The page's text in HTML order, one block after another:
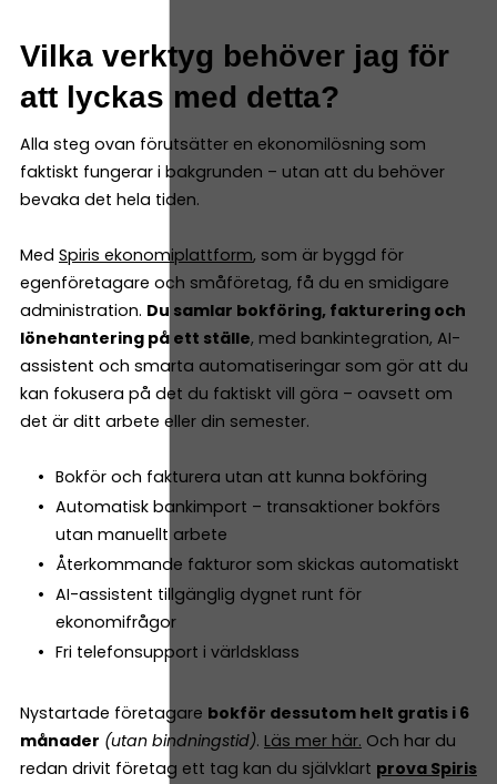
Vilka verktyg behöver jag för
att lyckas med detta?
Alla steg ovan förutsätter en ekonomilösning som
faktiskt fungerar i bakgrunden – utan att du behöver
bevaka det hela tiden.
Med Spiris ekonomiplattform, som är byggd för
egenföretagare och småföretag, få du en smidigare
administration. Du samlar bokföring, fakturering och
lönehantering på ett ställe, med bankintegration, AI-
assistent och smarta automatiseringar som gör att du
kan fokusera på det du faktiskt vill göra – oavsett om
det är ditt arbete eller din semester.
Bokför och fakturera utan att kunna bokföring
Automatisk bankimport – transaktioner bokförs
utan manuellt arbete
Återkommande fakturor som skickas automatiskt
AI-assistent tillgänglig dygnet runt för
ekonomifrågor
Fri telefonsupport i världsklass
Nystartade företagare bokför dessutom helt gratis i 6
månader (utan bindningstid). Läs mer här. Och har du
redan drivit företag ett tag kan du självklart prova Spiris